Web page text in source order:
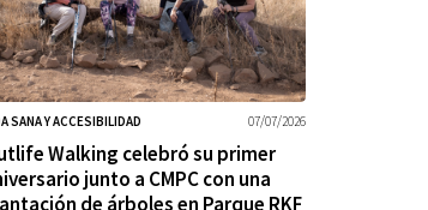
07/07/2026
SANA Y ACCESIBILIDAD
Walking celebró su primer
junto a CMPC con una
de árboles en Parque RKF